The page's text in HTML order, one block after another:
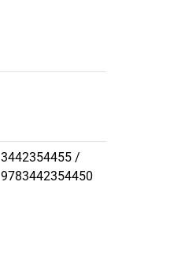
3442354455 /
9783442354450